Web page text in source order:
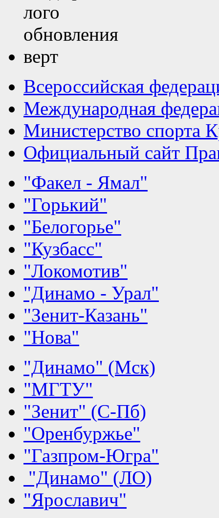
Всероссийская
Международная
Министерство спорта
Официальный сайт
"Факел - Ямал"
"Горький"
"Белогорье"
"Кузбасс"
"Локомотив"
"Динамо - Урал"
"Зенит-Казань"
"Нова"
"Динамо" (Мск)
"МГТУ"
"Зенит" (С-Пб)
"Оренбуржье"
"Газпром-Югра"
"Динамо" (ЛО)
"Ярославич"